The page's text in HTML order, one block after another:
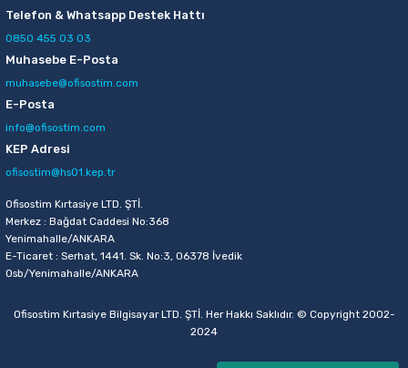
Telefon & Whatsapp Destek Hattı
0850 455 03 03
Muhasebe E-Posta
muhasebe@ofisostim.com
E-Posta
info@ofisostim.com
KEP Adresi
ofisostim@hs01.kep.tr
Ofisostim Kırtasiye LTD. ŞTİ.
Merkez : Bağdat Caddesi No:368
Yenimahalle/ANKARA
E-Ticaret : Serhat, 1441. Sk. No:3, 06378 İvedik
Osb/Yenimahalle/ANKARA
Ofisostim Kırtasiye Bilgisayar LTD. ŞTİ. Her Hakkı Saklıdır. © Copyright 2002-
2024